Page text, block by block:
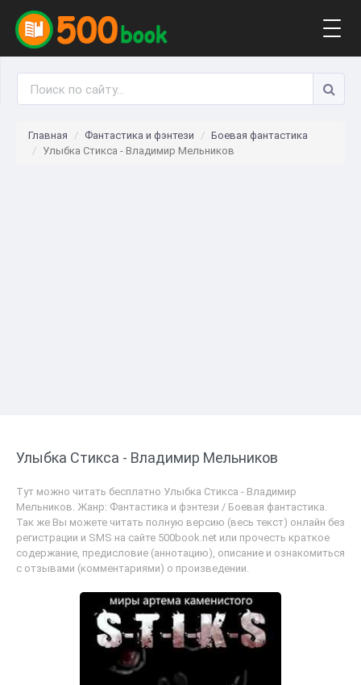
Главная Фантастика и фэнтези
Боевая фантастика
Улыбка Стикса - Владимир Мельников
Улыбка Стикса - Владимир Мельников
Тут можно читать бесплатно Улыбка Стикса - Владимир
Мельников. Жанр: Фантастика и фэнтези / Боевая фантастика.
Так же Вы можете читать полную версию (весь текст) онлайн без
регистрации и SMS на сайте 500book.net или прочесть краткое
содержание, предисловие (аннотацию), описание и ознакомиться
с отзывами (комментариями) о произведении.